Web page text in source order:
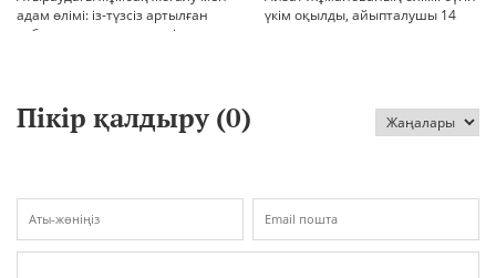
адам өлімі: із-түзсіз артылған
отбасы, полиция тергеуі және
үкім оқылды, айыпталушы 14
Пікір қалдыру (0)